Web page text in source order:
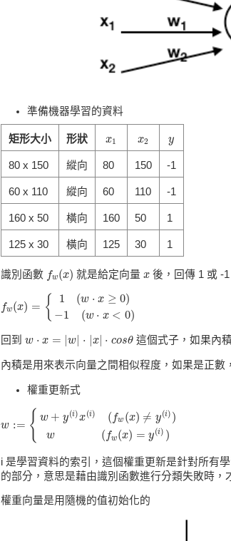
準備機器學習的資料
矩形大小 形狀 x1
x1 x2
x2 y
y
80 x 150 縱向 80 150 -1
60 x 110 縱向 60 110 -1
160 x 50 橫向 160 50 1
125 x 30 橫向 125 30 1
識別函數 fw(x)
fw(x) 就是給定向量x
x 後，回傳 1 或 -
fw(x) = { 1 (w ⋅ x ≥ 0)
−1 (w ⋅ x < 0)
fw(x)= {1 w − <0
回到 w ⋅ x = |w ⋅ x| ⋅ cosθ
w⋅ x =| w| x|⋅ co s𝜃 這個式子，如果內
內積是用來表示向量之間相似程度，如果是正數
權重更新式
w := { w + y(i)x(i) ( fw (x) ≠ y(i) )
w ( fw(x) = y(i) )
w:={w + )( i)) w (f w x =y ))
i 是學習資料的索引，這個權重更新是針對所有
的部分，意思是藉由識別函數進行分類失敗時，
權重向量是用隨機的值初始化的